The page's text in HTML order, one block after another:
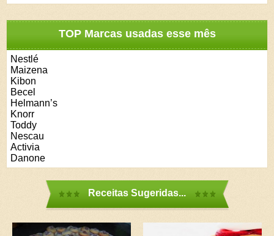
TOP Marcas usadas esse mês
Nestlé
Maizena
Kibon
Becel
Helmann’s
Knorr
Toddy
Nescau
Activia
Danone
Receitas Sugeridas...